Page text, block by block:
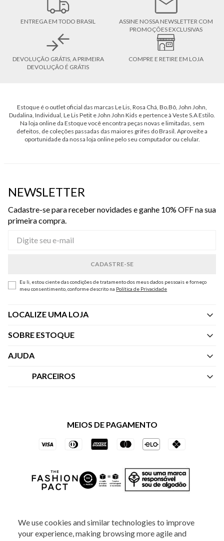
We use cookies and similar technologies to improve
your experience, making browsing more agile and
ENTREGA EM TODO BRASIL
ASSINE NOSSA NEWSLETTER COM
PROMOÇÕES EXCLUSIVAS
DEVOLUÇÃO GRÁTIS, A PRIMEIRA
DEVOLUÇÃO É GRÁTIS
COMPRE E RETIRE EM LOJA
Estoque é o outlet oficial das marcas Le Lis, Rosa Chá, Bo.Bô, John John,
Dudalina, Individual, Le Lis Petit e John John Kids e pertence à Veste S.A Estilo.
Na loja online da Estoque você encontra peças novas e limitadas, sem
defeitos, de coleções passadas das maiores grifes do Brasil. Aproveite a
oportunidade da nossa loja online pelo seu computador ou celular.
NEWSLETTER
Cadastre-se para receber novidades e ganhe 10% OFF na sua
primeira compra.
Eu li, estou ciente das condições de tratamento dos meus dados pessoais e forneço
meu consentimento, conforme descrito na Política de Privacidade
LOCALIZE UMA LOJA
SOBRE ESTOQUE
Quem Somos
AJUDA
Central de Atendimento
Trocas e Devoluções
PARCEIROS
Vai de Visa
Azul Fidelidade
MEIOS DE PAGAMENTO